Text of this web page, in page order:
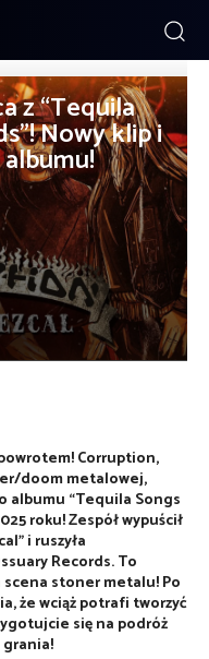
z “Tequila
Nowy klip i
Corruption,
doom metalowej,
albumu “Tequila Songs
roku! Zespół wypuścił
i ruszyła
Records. To
scena stoner metalu! Po
że wciąż potrafi tworzyć
się na podróż